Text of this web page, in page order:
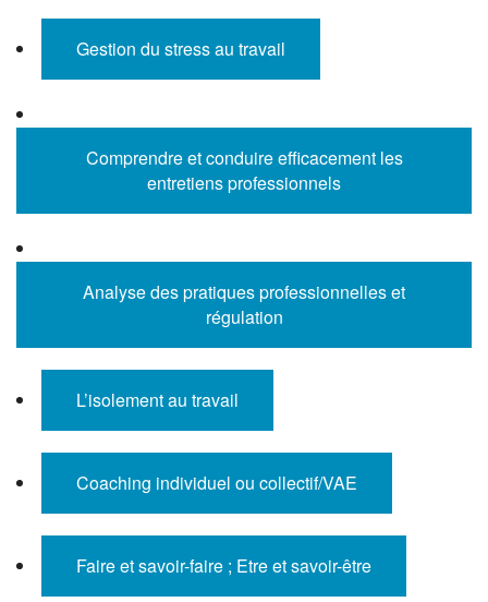
Gestion du stress au travail
Comprendre et conduire efficacement les
entretiens professionnels
Analyse des pratiques professionnelles et
régulation
L’isolement au travail
Coaching individuel ou collectif/VAE
Faire et savoir-faire ; Etre et savoir-être